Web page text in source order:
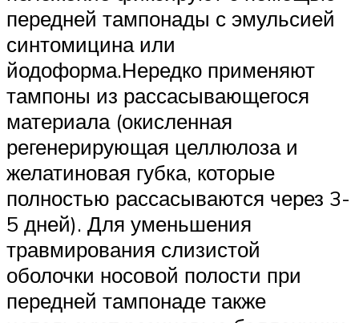
передней тампонады с эмульсией
синтомицина или
йодоформа.Нередко применяют
тампоны из рассасывающегося
материала (окисленная
регенерирующая целлюлоза и
желатиновая губка, которые
полностью рассасываются через 3-
5 дней). Для уменьшения
травмирования слизистой
оболочки носовой полости при
передней тампонаде также